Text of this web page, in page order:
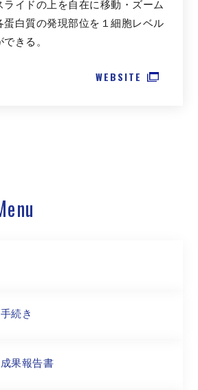
ライドの上を自在に移動・ズーム
蛋白質の発現部位を１細胞レベル
きる。
WEBSITE
続き
成果報告書